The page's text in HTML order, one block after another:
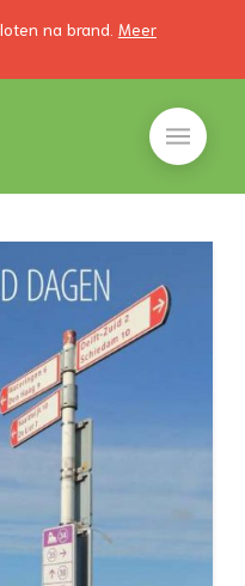
na brand. Meer